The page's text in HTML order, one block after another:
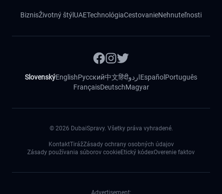
BiznisŽivotný štýl UAETechnológiaCestovanieNehnuteľnosti
SlovenskýEnglishРусский中文हिंदीاردوEspañol Português
FrançaisDeutschMagyar
© 2026 DubaiSpravy. Všetky práva vyhradené.
KontaktTirážZásady ochrany osobných údajov
Zásady používania súborov cookieEtický kódexOverenie faktov
Advertisement: